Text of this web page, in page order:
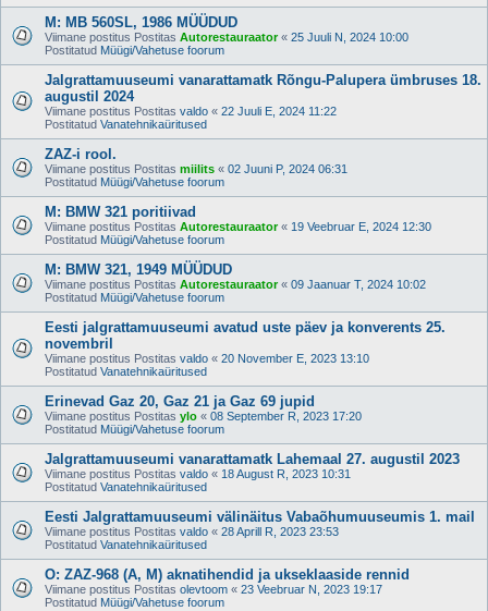
M: MB 560SL, 1986 MÜÜDUD
Viimane postitus Postitas Autorestauraator« 25 Juuli N, 2024 10:00
Postitatud Müügi/Vahetuse foorum
Jalgrattamuuseumi vanarattamatk Rõngu-Palupera ümbruses 18.
augustil 2024
Viimane postitus Postitas valdo « 22 Juuli E, 2024 11:22
Postitatud Vanatehnikaüritused
ZAZ-i rool.
Viimane postitus Postitas miilits « 02 Juuni P, 2024 06:31
Postitatud Müügi/Vahetuse foorum
M: BMW 321 poritiivad
Viimane postitus Postitas Autorestauraator« 19 Veebruar E, 2024 12:30
Postitatud Müügi/Vahetuse foorum
M: BMW 321, 1949 MÜÜDUD
Viimane postitus Postitas Autorestauraator« 09 Jaanuar T, 2024 10:02
Postitatud Müügi/Vahetuse foorum
Eesti jalgrattamuuseumi avatud uste päev ja konverents 25.
novembril
Viimane postitus Postitas valdo « 20 November E, 2023 13:10
Postitatud Vanatehnikaüritused
Erinevad Gaz 20, Gaz 21 ja Gaz 69 jupid
Viimane postitus Postitas ylo « 08 September R, 2023 17:20
Postitatud Müügi/Vahetuse foorum
Jalgrattamuuseumi vanarattamatk Lahemaal 27. augustil 2023
Viimane postitus Postitas valdo « 18 August R, 2023 10:31
Postitatud Vanatehnikaüritused
Eesti Jalgrattamuuseumi välinäitus Vabaõhumuuseumis 1. mail
Viimane postitus Postitas valdo « 28 Aprill R, 2023 23:53
Postitatud Vanatehnikaüritused
O: ZAZ-968 (A, M) aknatihendid ja ukseklaaside rennid
Viimane postitus Postitas olevtoom « 23 Veebruar N, 2023 19:17
Postitatud Müügi/Vahetuse foorum